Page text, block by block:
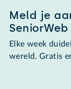
Meld je
SeniorWeb
Elke week
wereld. Gratis